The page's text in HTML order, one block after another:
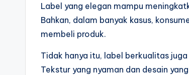
Label yang elegan mampu
Bahkan, dalam banyak kasus,
membeli produk.
Tidak hanya itu, label berkualitas
Tekstur yang nyaman dan desain